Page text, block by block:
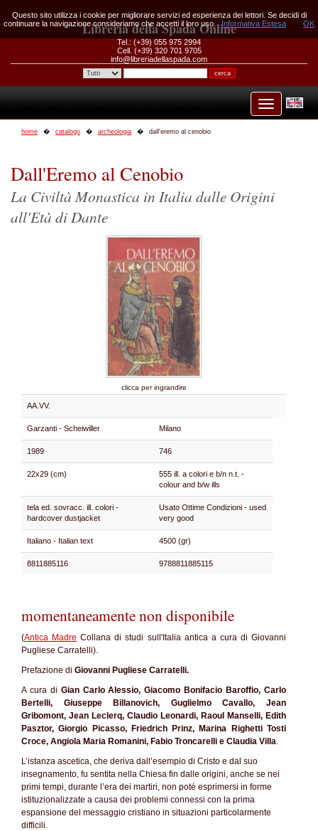
Libreria della Spada Online
Tel.: (+39) 055 975 2994
Cell. (+39) 320 701 9705
info@libreriadellaspada.com
home catalogo archeologia dall'eremo al cenobio
Dall'Eremo al Cenobio
La Civiltà Monastica in Italia dalle Origini
all'Età di Dante
clicca per ingrandire
AA.VV.
Garzanti - Scheiwiller Milano
1989 746
22x29 (cm)
555 ill. a colori e b/n n.t. -
colour and b/w ills
tela ed. sovracc. ill. colori -
hardcover dustjacket
Usato Ottime Condizioni - used
very good
Italiano - Italian text 4500 (gr)
8811885116 9788811885115
momentaneamente non disponibile
(Antica Madre Collana di studi sull'Italia antica a cura di Giovanni
Pugliese Carratelli).
Prefazione di Giovanni Pugliese Carratelli.
A cura di Gian Carlo Alessio, Giacomo Bonifacio Baroffio, Carlo
Bertelli, Giuseppe Billanovich, Guglielmo Cavallo, Jean
Gribomont, Jean Leclerq, Claudio Leonardi, Raoul Manselli, Edith
Pasztor, Giorgio Picasso, Friedrich Prinz, Marina Righetti Tosti
Croce, Angiola Maria Romanini, Fabio Troncarelli e Claudia Villa.
L’istanza ascetica, che deriva dall’esempio di Cristo e dal suo
insegnamento, fu sentita nella Chiesa fin dalle origini, anche se nei
primi tempi, durante l’era dei martiri, non poté esprimersi in forme
istituzionalizzate a causa dei problemi connessi con la prima
espansione del messaggio cristiano in situazioni particolarmente
difficili.
Questo sito utilizza i cookie per migliorare servizi ed esperienza dei lettori. Se decidi di
continuare la navigazione consideriamo che accetti il loro uso.
Informativa Estesa OK